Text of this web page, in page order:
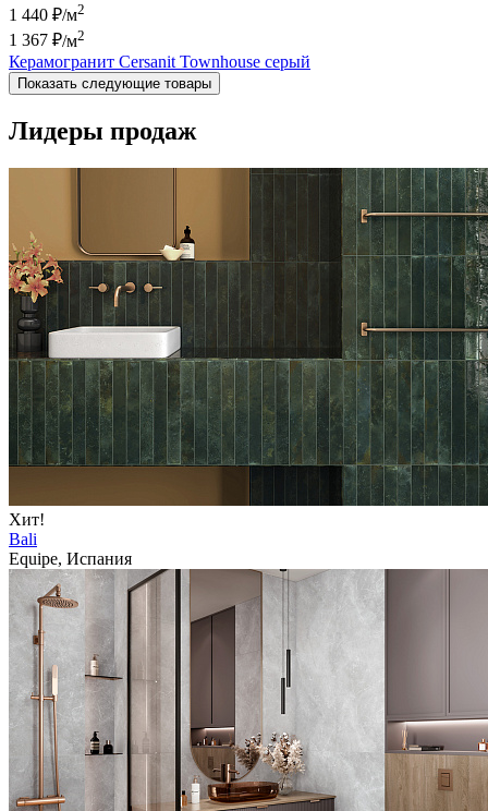
1 440 ₽/м2
1 367 ₽/м2
Керамогранит Cersanit Townhouse серый
Показать следующие товары
Лидеры продаж
Хит!
Bali
Equipe, Испания